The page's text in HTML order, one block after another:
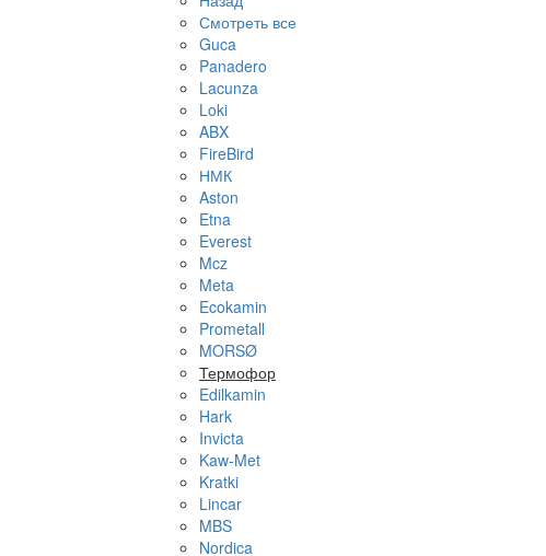
Смотреть все
Guca
Panadero
Lacunza
Loki
ABX
FireBird
НМК
Aston
Etna
Everest
Mcz
Meta
Ecokamin
Prometall
MORSØ
Термофор
Edilkamin
Hark
Invicta
Kaw-Met
Kratki
Lincar
MBS
Nordica